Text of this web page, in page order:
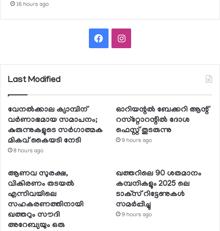
16 hours ago
FacebookInstagram
Last Modified
വേനല്‍ക്കാല ക്യാമ്പിന്
വര്‍ണാഭമായ സമാപനം;
കുരുന്നുകളുടെ സര്‍ഗാത്മക
മികവ് കൈയടി നേടി
8 hours ago
ഓറിയന്റല്‍ ബേക്കറി ആന്റ്
റസ്‌റ്റോറന്റില്‍ ദോശ
ഫെസ്റ്റ് തുടരുന്നു
9 hours ago
ആണവ സുരക്ഷ,
വികിരണം തടയല്‍
എന്നിവയിലെ
സഹകരണത്തിനായി
ഖത്തറും സൗദി
അറേബ്യയും ഒരു
ഖത്തറിലെ 90 ശതമാനം
കമ്പനികളും 2025 ലെ
ടാക്‌സ് റിട്ടേണുകള്‍
സമര്‍പ്പിച്ചു
9 hours ago